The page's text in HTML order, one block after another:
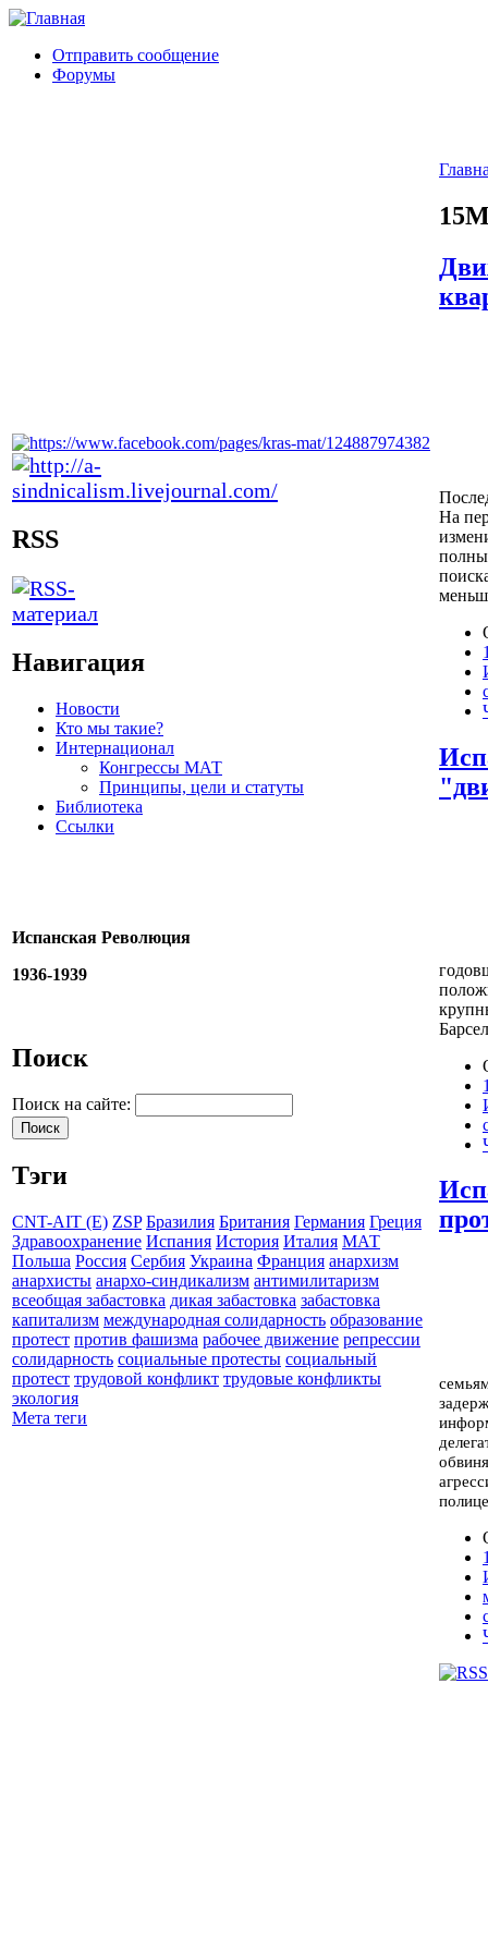
Отправить сообщение
Форумы
RSS
Навигация
Новости
Кто мы такие?
Интернационал
Конгрессы МАТ
Принципы, цели и статуты
Библиотека
Ссылки
Испанская Революция
1936-1939
Поиск
Поиск на сайте:
Тэги
CNT-AIT (E) ZSP Бразилия Британия Германия Греция
Здравоохранение Испания История Италия МАТ
Польша Россия Сербия Украина Франция анархизм
анархисты анархо-синдикализм антимилитаризм
всеобщая забастовка дикая забастовка забастовка
капитализм международная солидарность образование
протест против фашизма рабочее движение репрессии
солидарность социальные протесты социальный
протест трудовой конфликт трудовые конфликты
экология
Мета теги
На
полны